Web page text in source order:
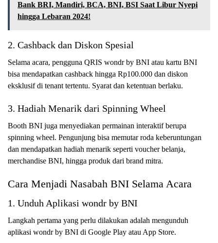
Bank BRI, Mandiri, BCA, BNI, BSI Saat Libur Nyepi
hingga Lebaran 2024!
2. Cashback dan Diskon Spesial
Selama acara, pengguna QRIS wondr by BNI atau kartu BNI
bisa mendapatkan cashback hingga Rp100.000 dan diskon
eksklusif di tenant tertentu. Syarat dan ketentuan berlaku.
3. Hadiah Menarik dari Spinning Wheel
Booth BNI juga menyediakan permainan interaktif berupa
spinning wheel. Pengunjung bisa memutar roda keberuntungan
dan mendapatkan hadiah menarik seperti voucher belanja,
merchandise BNI, hingga produk dari brand mitra.
Cara Menjadi Nasabah BNI Selama Acara
1. Unduh Aplikasi wondr by BNI
Langkah pertama yang perlu dilakukan adalah mengunduh
aplikasi wondr by BNI di Google Play atau App Store.